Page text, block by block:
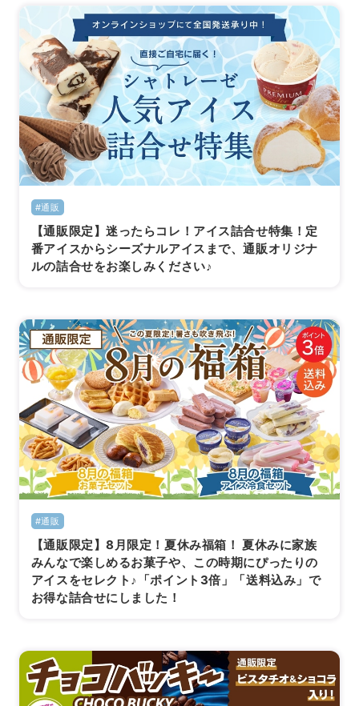
#通販
【通販限定】迷ったらコレ！アイス詰合せ特集！定
番アイスからシーズナルアイスまで、通販オリジナ
ルの詰合せをお楽しみください♪
#通販
【通販限定】8月限定！夏休み福箱！ 夏休みに家族
みんなで楽しめるお菓子や、この時期にぴったりの
アイスをセレクト♪「ポイント3倍」「送料込み」で
お得な詰合せにしました！